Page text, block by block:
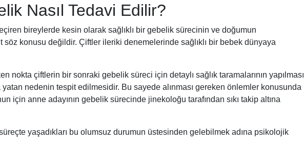
Nasıl Tedavi Edilir?
bireylerde kesin olarak sağlıklı bir gebelik sürecinin ve doğumun
konusu değildir. Çiftler ileriki denemelerinde sağlıklı bir bebek dünyaya
nokta çiftlerin bir sonraki gebelik süreci için detaylı sağlık taramalarının yapılması
nedenin tespit edilmesidir. Bu sayede alınması gereken önlemler konusunda
için anne adayının gebelik sürecinde jinekoloğu tarafından sıkı takip altına
yaşadıkları bu olumsuz durumun üstesinden gelebilmek adına psikolojik